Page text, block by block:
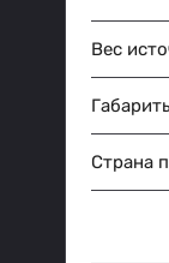
Вес
Страна